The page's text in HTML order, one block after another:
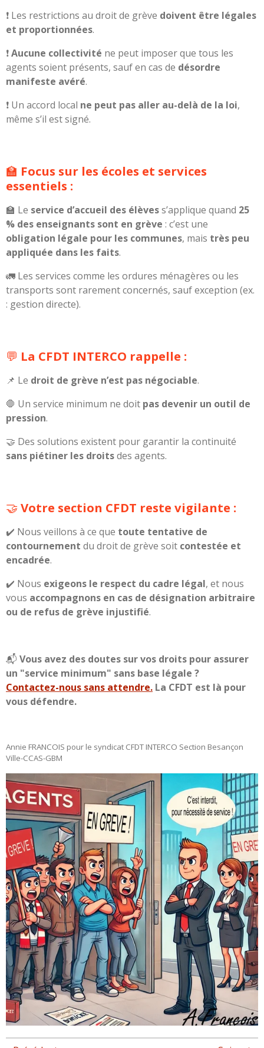
❗ Les restrictions au droit de grève doivent être légales
et proportionnées.
❗Aucune collectivité ne peut imposer que tous les
agents soient présents, sauf en cas de désordre
manifeste avéré.
❗ Un accord local ne peut pas aller au-delà de la loi,
même s’il est signé.
🏫 Focus sur les écoles et services
essentiels :
🏫 Le service d’accueil des élèvess’applique quand 25
% des enseignants sont en grève : c’est une
obligation légale pour les communes, mais très peu
appliquée dans les faits.
🚛 Les services comme les ordures ménagères ou les
transports sont rarement concernés, sauf exception (ex.
: gestion directe).
💬 La CFDT INTERCO rappelle :
📌 Le droit de grève n’est pas négociable.
🛑 Un service minimum ne doit pas devenir un outil de
pression.
🤝 Des solutions existent pour garantir la continuité
sans piétiner les droitsdes agents.
🤝Votre section CFDT reste vigilante :
✔️ Nous veillons à ce que toute tentative de
contournement du droit de grève soit contestée et
encadrée.
✔️ Nous exigeons le respect du cadre légal, et nous
vous accompagnons en cas de désignation arbitraire
ou de refus de grève injustifié.
📬 Vous avez des doutes sur vos droits pour assurer
un "service minimum" sans base légale ?
Contactez-nous sans attendre. La CFDT est là pour
vous défendre.
Annie FRANCOIS pour le syndicat CFDT INTERCO Section Besançon
Ville-CCAS-GBM